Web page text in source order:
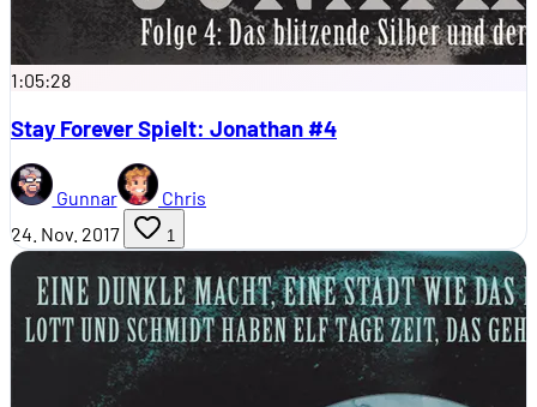
1:05:28
Stay Forever Spielt: Jonathan #4
Gunnar
Chris
24. Nov. 2017
1